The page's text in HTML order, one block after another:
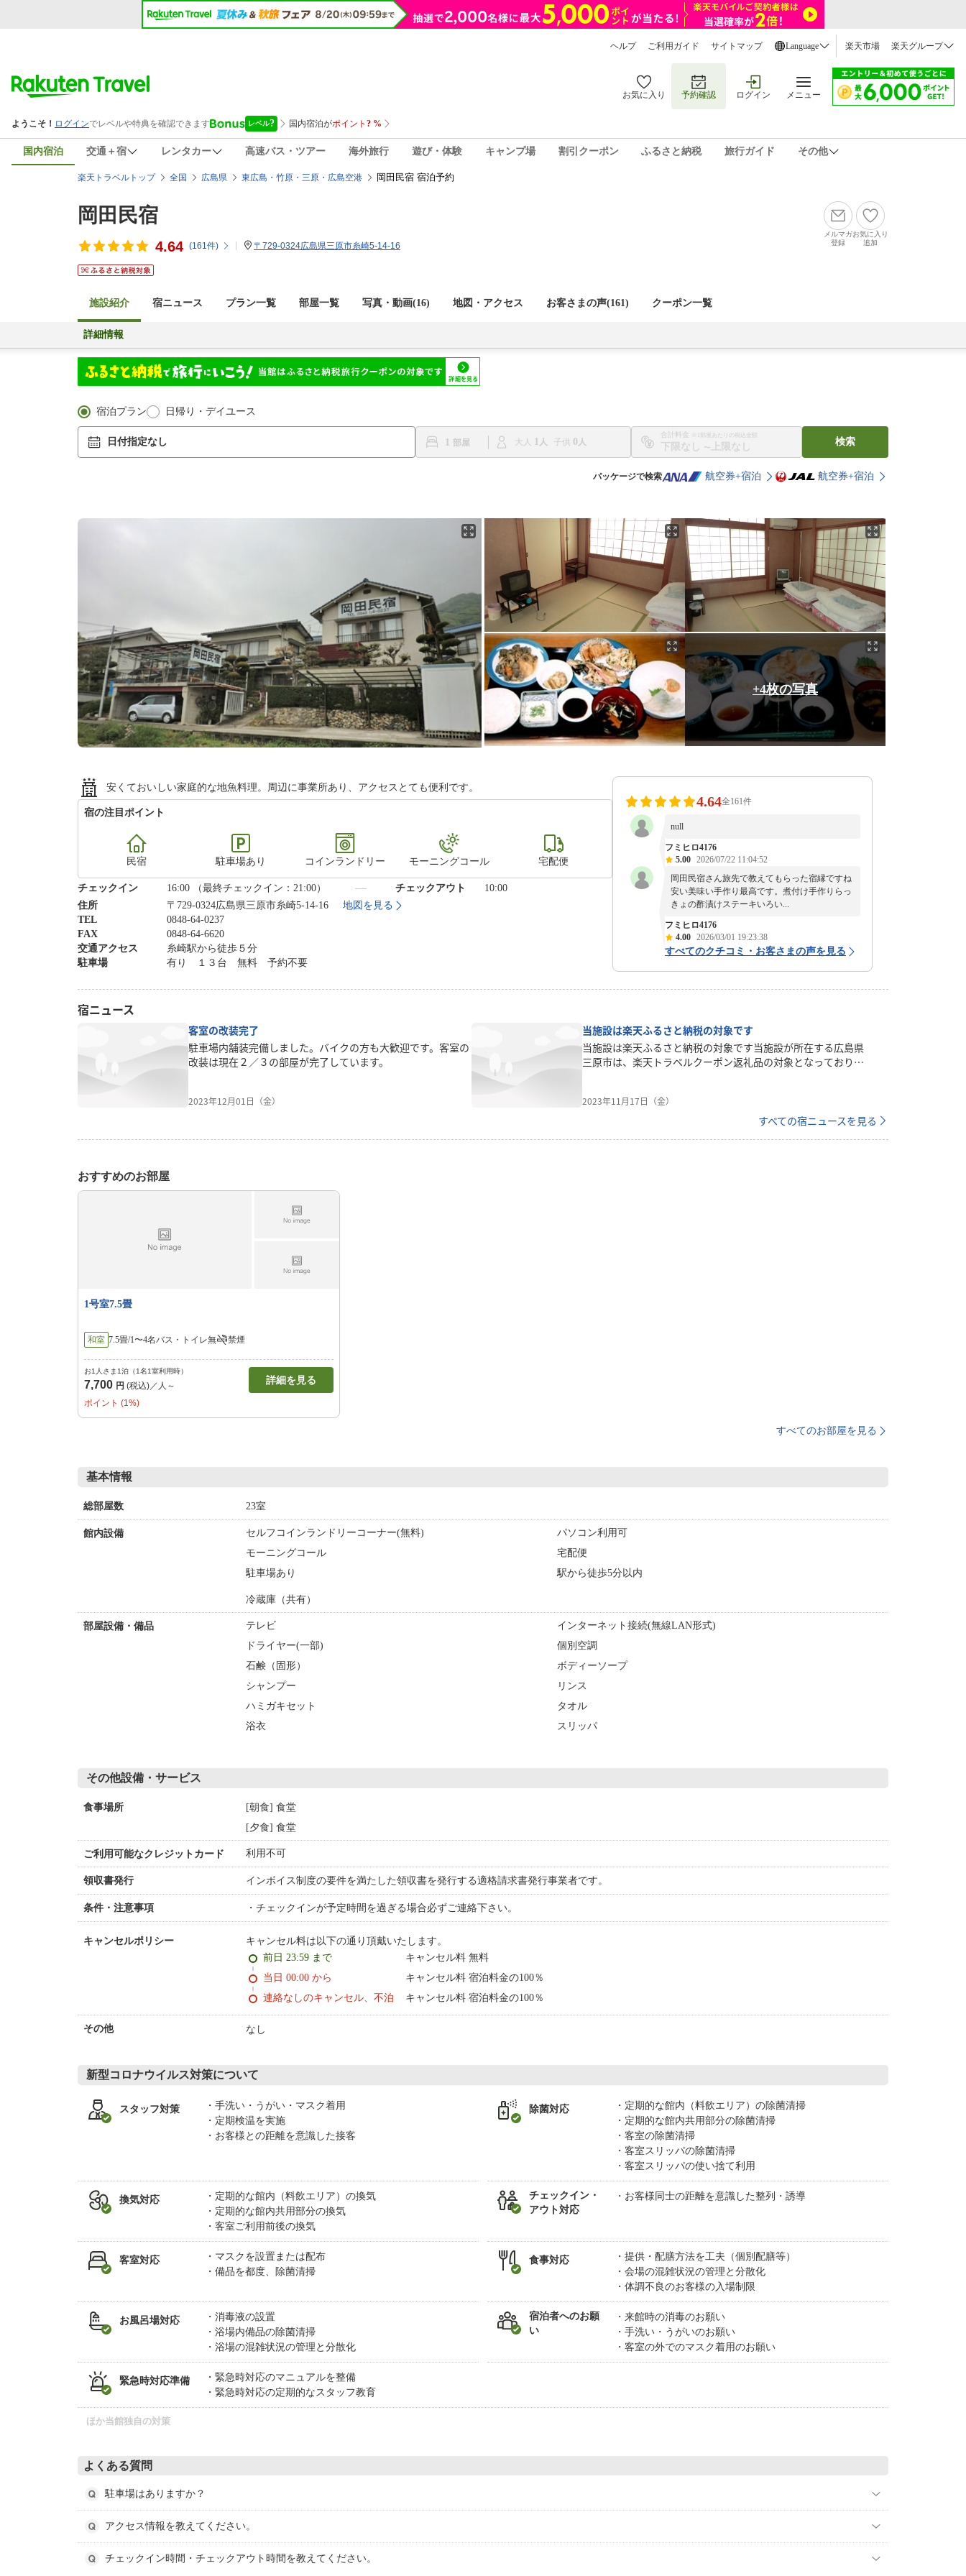
ヘルプ ご利用ガイド サイトマップ Language 楽天市場 楽天グループ
お気に入り 予約確認 ログイン メニュー
国内宿泊 交通＋宿 レンタカー 高速バス・ツアー 海外旅行 遊び・体験 キャンプ場 割引クーポン ふるさと納税 旅行ガイド その他
楽天トラベルトップ 全国 広島県 東広島・竹原・三原・広島空港 岡田民宿 宿泊予約
岡田民宿
4.64 (161件) 〒729-0324広島県三原市糸崎5-14-16
メルマガ
登録
お気に入り
追加
施設紹介 宿ニュース プラン一覧 部屋一覧 写真・動画(16) 地図・アクセス お客さまの声(161) クーポン一覧
詳細情報
宿泊プラン 日帰り・デイユース
日付指定なし 1 大人 1 子供 0
合計料金 ※1部屋あたりの税込金額
〜
検索
パッケージで検索 航空券+宿泊 航空券+宿泊
+4枚の写真
安くておいしい家庭的な地魚料理。周辺に事業所あり、アクセスとても便利です。
宿の注目ポイント
民宿 駐車場あり コインランドリー モーニングコール 宅配便
チェックイン 16:00 （最終チェックイン：21:00） チェックアウト
10:00
住所
〒729-0324広島県三原市糸崎5-14-16
地図を見る
TEL
0848-64-0237
FAX
0848-64-6620
交通アクセス
糸崎駅から徒歩５分
駐車場
有り １３台 無料 予約不要
4.64全161件
null
フミヒロ4176
5.00 2026/07/22 11:04:52
岡田民宿さん旅先で教えてもらった宿縁ですね
安い美味い手作り最高です。煮付け手作りらっ
きょの酢漬けステーキいろい...
フミヒロ4176
4.00 2026/03/01 19:23:38
すべてのクチコミ・お客さまの声を見る
宿ニュース
客室の改装完了
駐車場内舗装完備しました。バイクの方も大歓迎です。客室の
改装は現在２／３の部屋が完了しています。
2023年12月01日（金）
当施設は楽天ふるさと納税の対象です
当施設は楽天ふるさと納税の対象です当施設が所在する広島県
三原市は、楽天トラベルクーポン返礼品の対象となっておりま
ります。利用開始日や宿泊可能期間等をお確かめのうえ、ぜひ
ご利用ください！＜楽天トラベルクーポン返礼品とは？＞宿泊
2023年11月17日（金）
すべての宿ニュースを見る
おすすめのお部屋
1号室7.5畳
和室 7.5畳/1〜4名バス・トイレ無 禁煙
お1人さま1泊（1名1室利用時）
7,700 円 (税込)／人～ 詳細を見る
ポイント (1%)
すべてのお部屋を見る
基本情報
総部屋数 23室
館内設備 セルフコインランドリーコーナー(無料)
パソコン利用可
モーニングコール
宅配便
駐車場あり
駅から徒歩5分以内
冷蔵庫（共有）
部屋設備・備品 テレビ
インターネット接続(無線LAN形式)
ドライヤー(一部)
個別空調
石鹸（固形）
ボディーソープ
シャンプー
リンス
ハミガキセット
タオル
浴衣
スリッパ
その他設備・サービス
食事場所
[朝食] 食堂
[夕食] 食堂
ご利用可能なクレジットカード 利用不可
領収書発行 インボイス制度の要件を満たした領収書を発行する適格請求書発行事業者です。
条件・注意事項 チェックインが予定時間を過ぎる場合必ずご連絡下さい。
キャンセルポリシー キャンセル料は以下の通り頂戴いたします。
前日 23:59 まで
キャンセル料 無料
当日 00:00 から
キャンセル料 宿泊料金の100％
連絡なしのキャンセル、不泊
キャンセル料 宿泊料金の100％
その他 なし
新型コロナウイルス対策について
スタッフ対策
手洗い・うがい・マスク着用
定期検温を実施
お客様との距離を意識した接客
除菌対応
定期的な館内（料飲エリア）の除菌清掃
定期的な館内共用部分の除菌清掃
客室の除菌清掃
客室スリッパの除菌清掃
客室スリッパの使い捨て利用
換気対応
定期的な館内（料飲エリア）の換気
定期的な館内共用部分の換気
客室ご利用前後の換気
チェックイン・
アウト対応
お客様同士の距離を意識した整列・誘導
客室対応
マスクを設置または配布
備品を都度、除菌清掃
食事対応
提供・配膳方法を工夫（個別配膳等）
会場の混雑状況の管理と分散化
体調不良のお客様の入場制限
お風呂場対応
消毒液の設置
浴場内備品の除菌清掃
浴場の混雑状況の管理と分散化
宿泊者へのお願
い
来館時の消毒のお願い
手洗い・うがいのお願い
客室の外でのマスク着用のお願い
緊急時対応準備
緊急時対応のマニュアルを整備
緊急時対応の定期的なスタッフ教育
ほか当館独自の対策
よくある質問
駐車場はありますか？
アクセス情報を教えてください。
チェックイン時間・チェックアウト時間を教えてください。